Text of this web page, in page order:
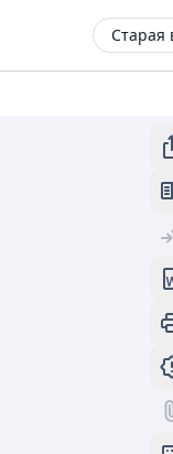
Старая